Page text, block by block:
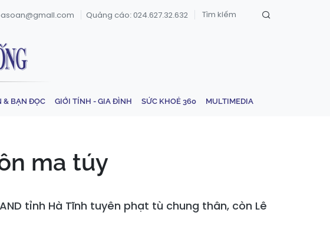
Quảng cáo: 024.627.32.632
& BẠN ĐỌC GIỚI TÍNH - GIA ĐÌNH SỨC KHOẺ 360 MULTIMEDIA
ma túy
tỉnh Hà Tĩnh tuyên phạt tù chung thân, còn Lê